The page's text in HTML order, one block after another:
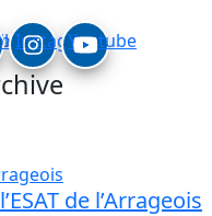
InstagramYoutube
de l’Arrageois